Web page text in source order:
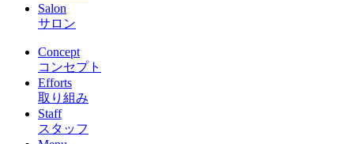
Salon
サロン
Concept
コンセプト
Efforts
取り組み
Staff
スタッフ